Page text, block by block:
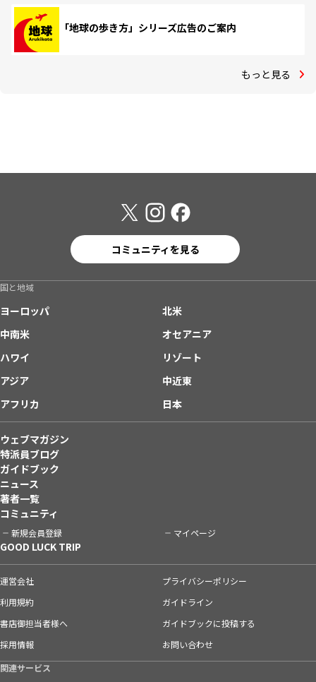
「地球の歩き方」シリーズ広告のご案内
もっと見る
コミュニティを見る
国と地域
ヨーロッパ
北米
中南米
オセアニア
ハワイ
リゾート
アジア
中近東
アフリカ
日本
ウェブマガジン
特派員ブログ
ガイドブック
ニュース
著者一覧
コミュニティ
新規会員登録 マイページ
GOOD LUCK TRIP
運営会社
プライバシーポリシー
利用規約
ガイドライン
書店御担当者様へ
ガイドブックに投稿する
採用情報
お問い合わせ
関連サービス